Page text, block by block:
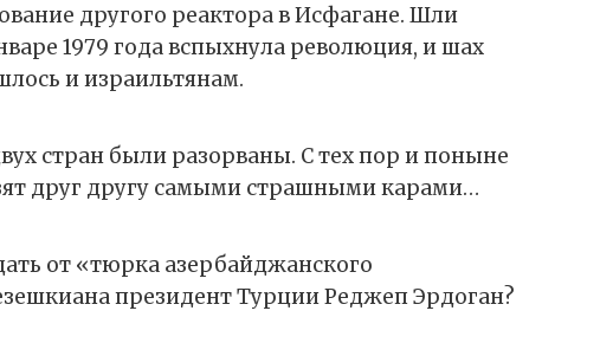
другого реактора в Исфагане. Шли
1979 года вспыхнула революция, и шах
и израильтянам.
стран были разорваны. С тех пор и поныне
друг другу самыми страшными карами…
от «тюрка азербайджанского
президент Турции Реджеп Эрдоган?